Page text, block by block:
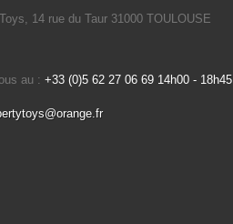
14 rue du Taur 31000 TOULOUSE
au : +33 (0)5 62 27 06 69 14h00 - 18h45